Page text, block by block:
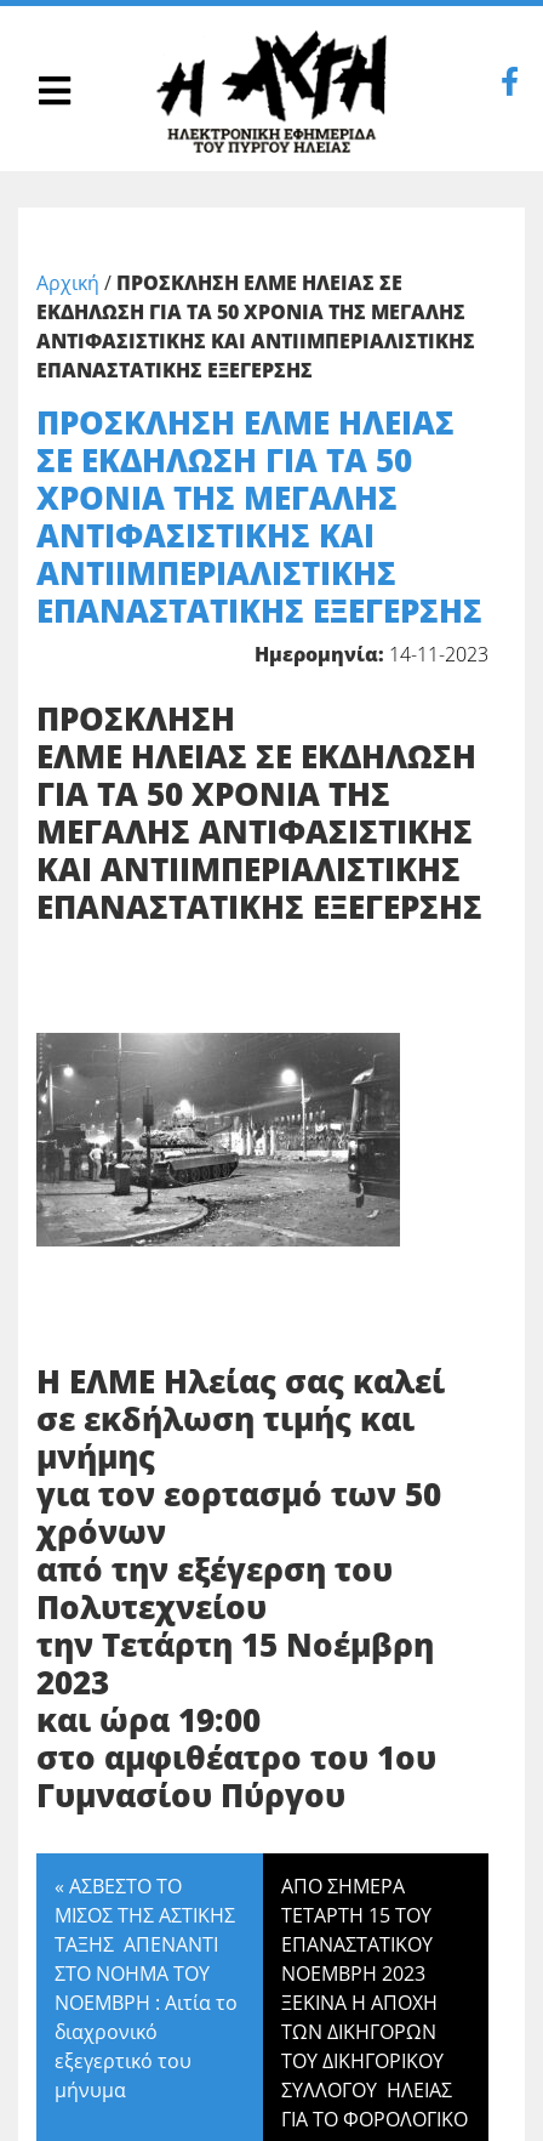
Αρχική / ΠΡΟΣΚΛΗΣΗ ΕΛΜΕ ΗΛΕΙΑΣ ΣΕ
ΕΚΔΗΛΩΣΗ ΓΙΑ ΤΑ 50 ΧΡΟΝΙΑ ΤΗΣ ΜΕΓΑΛΗΣ
ΑΝΤΙΦΑΣΙΣΤΙΚΗΣ ΚΑΙ ΑΝΤΙΙΜΠΕΡΙΑΛΙΣΤΙΚΗΣ
ΕΠΑΝΑΣΤΑΤΙΚΗΣ ΕΞΕΓΕΡΣΗΣ
ΠΡΟΣΚΛΗΣΗ ΕΛΜΕ ΗΛΕΙΑΣ
ΣΕ ΕΚΔΗΛΩΣΗ ΓΙΑ ΤΑ 50
ΧΡΟΝΙΑ ΤΗΣ ΜΕΓΑΛΗΣ
ΑΝΤΙΦΑΣΙΣΤΙΚΗΣ ΚΑΙ
ΑΝΤΙΙΜΠΕΡΙΑΛΙΣΤΙΚΗΣ
ΕΠΑΝΑΣΤΑΤΙΚΗΣ ΕΞΕΓΕΡΣΗΣ
Ημερομηνία: 14-11-2023
ΠΡΟΣΚΛΗΣΗ
ΕΛΜΕ ΗΛΕΙΑΣ ΣΕ ΕΚΔΗΛΩΣΗ
ΓΙΑ ΤΑ 50 ΧΡΟΝΙΑ ΤΗΣ
ΜΕΓΑΛΗΣ ΑΝΤΙΦΑΣΙΣΤΙΚΗΣ
ΚΑΙ ΑΝΤΙΙΜΠΕΡΙΑΛΙΣΤΙΚΗΣ
ΕΠΑΝΑΣΤΑΤΙΚΗΣ ΕΞΕΓΕΡΣΗΣ
Η ΕΛΜΕ Ηλείας σας καλεί
σε εκδήλωση τιμής και
μνήμης
για τον εορτασμό των 50
χρόνων
από την εξέγερση του
Πολυτεχνείου
την Τετάρτη 15 Νοέμβρη
2023
και ώρα 19:00
στο αμφιθέατρο του 1ου
Γυμνασίου Πύργου
« ΑΣΒΕΣΤΟ ΤΟ
ΜΙΣΟΣ ΤΗΣ ΑΣΤΙΚΗΣ
ΤΑΞΗΣ ΑΠΕΝΑΝΤΙ
ΣΤΟ ΝΟΗΜΑ ΤΟΥ
ΝΟΕΜΒΡΗ : Αιτία το
διαχρονικό
εξεγερτικό του
μήνυμα
ΑΠΟ ΣΗΜΕΡΑ
ΤΕΤΑΡΤΗ 15 ΤΟΥ
ΕΠΑΝΑΣΤΑΤΙΚΟΥ
ΝΟΕΜΒΡΗ 2023
ΞΕΚΙΝΑ Η ΑΠΟΧΗ
ΤΩΝ ΔΙΚΗΓΟΡΩΝ
ΤΟΥ ΔΙΚΗΓΟΡΙΚΟΥ
ΣΥΛΛΟΓΟΥ ΗΛΕΙΑΣ
ΓΙΑ ΤΟ ΦΟΡΟΛΟΓΙΚΟ